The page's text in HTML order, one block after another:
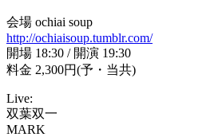
会場 ochiai soup
http://ochiaisoup.tumblr.com/
開場 18:30 / 開演 19:30
料金 2,300円(予・当共)
Live:
双葉双一
MARK